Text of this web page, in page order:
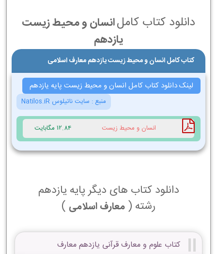
دانلود کتاب کاملانسان و محیط زیست
یازدهم
کتاب کامل انسان و محیط زیست یازدهم معارف اسلامی
لینک دانلود کتاب کامل انسان و محیط زیست پایه یازدهم
منبع : سایت ناتیلوس Natilos.iR
انسان و محیط زیست 12.84 مگابایت
دانلود کتاب های دیگر پایه یازدهم
رشته ( معارف اسلامی )
کتاب علوم و معارف قرآنی یازدهم معارف